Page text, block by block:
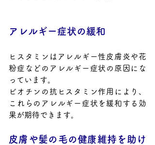
アレルギー症状の緩和
ヒスタミンはアレルギー性皮膚炎や花
粉症などのアレルギー症状の原因にな
っています。
ビオチンの抗ヒスタミン作用により、
これらのアレルギー症状を緩和する効
果が期待できます。
皮膚や髪の毛の健康維持を助け